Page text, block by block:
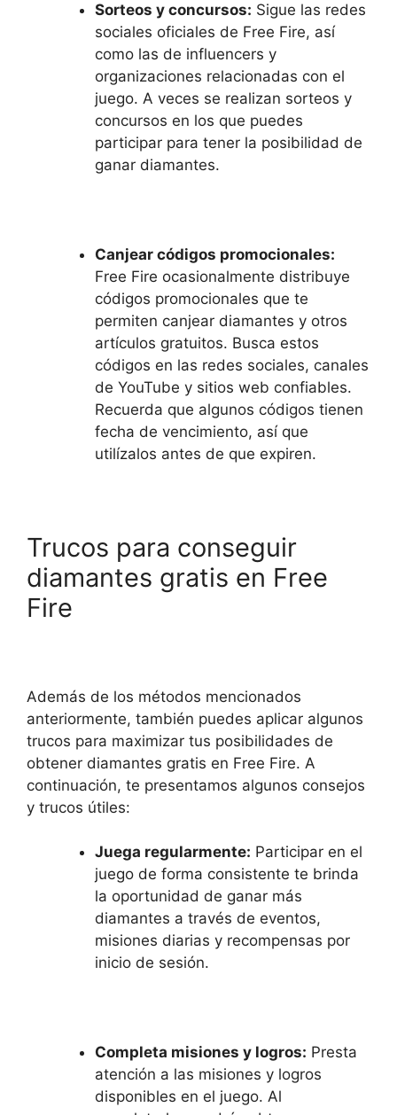
Sorteos y concursos: Sigue las redes
sociales oficiales de Free Fire, así
como las de influencers y
organizaciones relacionadas con el
juego. A veces se realizan sorteos y
concursos en los que puedes
participar para tener la posibilidad de
ganar diamantes.
Canjear códigos promocionales:
Free Fire ocasionalmente distribuye
códigos promocionales que te
permiten canjear diamantes y otros
artículos gratuitos. Busca estos
códigos en las redes sociales, canales
de YouTube y sitios web confiables.
Recuerda que algunos códigos tienen
fecha de vencimiento, así que
utilízalos antes de que expiren.
Trucos para conseguir
diamantes gratis en Free
Fire
Además de los métodos mencionados
anteriormente, también puedes aplicar algunos
trucos para maximizar tus posibilidades de
obtener diamantes gratis en Free Fire. A
continuación, te presentamos algunos consejos
y trucos útiles:
Juega regularmente: Participar en el
juego de forma consistente te brinda
la oportunidad de ganar más
diamantes a través de eventos,
misiones diarias y recompensas por
inicio de sesión.
Completa misiones y logros: Presta
atención a las misiones y logros
disponibles en el juego. Al